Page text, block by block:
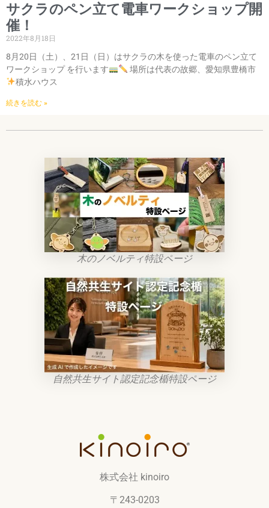
サクラのペン立て電車ワークショップ開
催！
2022年8月18日
8月20日（土）、21日（日）はサクラの木を使った電車のペン立て
ワークショップ を行います
場所は代表の故郷、愛知県豊橋市
積水ハウス
続きを読む »
木のノベルティ特設ページ
自然共生サイト認定記念楯特設ページ
株式会社 kinoiro
〒243-0203